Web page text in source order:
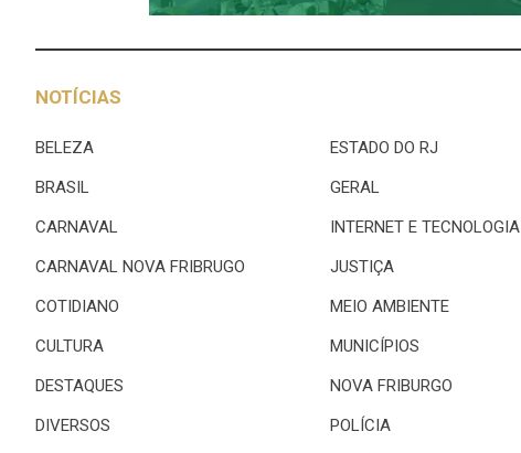
NOTÍCIAS
BELEZA
BRASIL
CARNAVAL
CARNAVAL NOVA FRIBRUGO
COTIDIANO
CULTURA
DESTAQUES
DIVERSOS
ESTADO DO RJ
GERAL
INTERNET E TECNOLOGIA
JUSTIÇA
MEIO AMBIENTE
MUNICÍPIOS
NOVA FRIBURGO
POLÍCIA